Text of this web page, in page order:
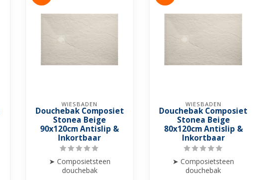
WIESBADEN
Douchebak Composiet
Stonea Beige
90x120cm Antislip &
Inkortbaar
➤ Composietsteen
douchebak
WIESBADEN
Douchebak Composiet
Stonea Beige
80x120cm Antislip &
Inkortbaar
➤ Composietsteen
douchebak